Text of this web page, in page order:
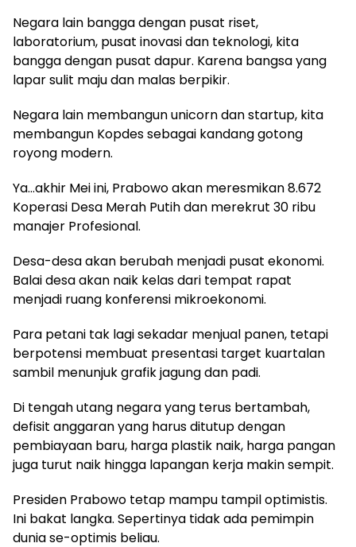
Negara lain bangga dengan pusat riset,
laboratorium, pusat inovasi dan teknologi, kita
bangga dengan pusat dapur. Karena bangsa yang
lapar sulit maju dan malas berpikir.
Negara lain membangun unicorn dan startup, kita
membangun Kopdes sebagai kandang gotong
royong modern.
Ya…akhir Mei ini, Prabowo akan meresmikan 8.672
Koperasi Desa Merah Putih dan merekrut 30 ribu
manajer Profesional.
Desa-desa akan berubah menjadi pusat ekonomi.
Balai desa akan naik kelas dari tempat rapat
menjadi ruang konferensi mikroekonomi.
Para petani tak lagi sekadar menjual panen, tetapi
berpotensi membuat presentasi target kuartalan
sambil menunjuk grafik jagung dan padi.
Di tengah utang negara yang terus bertambah,
defisit anggaran yang harus ditutup dengan
pembiayaan baru, harga plastik naik, harga pangan
juga turut naik hingga lapangan kerja makin sempit.
Presiden Prabowo tetap mampu tampil optimistis.
Ini bakat langka. Sepertinya tidak ada pemimpin
dunia se-optimis beliau.